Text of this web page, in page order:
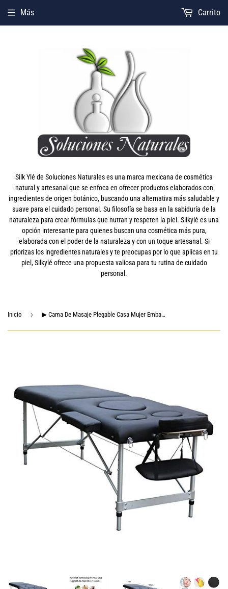
Silk Ylé de Soluciones Naturales es una marca mexicana de cosmética
natural y artesanal que se enfoca en ofrecer productos elaborados con
ingredientes de origen botánico, buscando una alternativa más saludable y
suave para el cuidado personal. Su filosofía se basa en la sabiduría de la
naturaleza para crear fórmulas que nutran y respeten la piel. Silkylé es una
opción interesante para quienes buscan una cosmética más pura,
elaborada con el poder de la naturaleza y con un toque artesanal. Si
priorizas los ingredientes naturales y te preocupas por lo que aplicas en tu
piel, Silkylé ofrece una propuesta valiosa para tu rutina de cuidado
personal.
Más Carrito
Inicio › ▶ Cama De Masaje Plegable Casa Mujer Embarazada Cama De Masaje De Cuero Impermeable Negro Piernas Aleación De Aluminio Durable